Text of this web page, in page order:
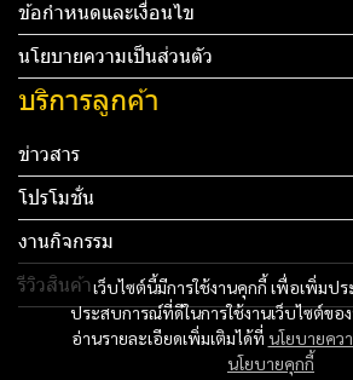
เว็บไซต์นี้มีการใช้งานคุกกี้ เพื่อเพิ่มป
ประสบการณ์ที่ดีในการใช้งานเว็บไซต์ขอ
อ่านรายละเอียดเพิ่มเติมได้ที่ นโยบายคว
นโยบายคุกกี้
ข้อกำหนดและเงื่อนไข
นโยบายความเป็นส่วนตัว
บริการลูกค้า
ข่าวสาร
โปรโมชั่น
งานกิจกรรม
รีวิวสินค้า
Tel: 012 345 67890 Email: